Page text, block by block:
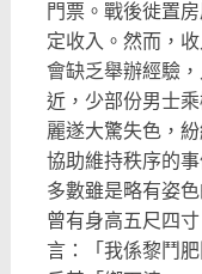
門票。戰後徙置
定收入。然而，
會缺乏舉辦經驗
近，少部份男士
麗遂大驚失色，
協助維持秩序的
多數雖是略有姿
曾有身高五尺四
言：「我係黎鬥